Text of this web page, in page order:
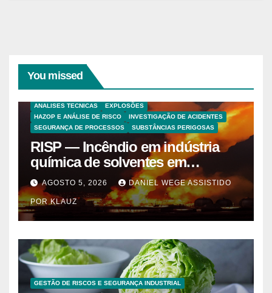
You missed
ANALISES TECNICAS
EXPLOSÕES
HAZOP E ANÁLISE DE RISCO
INVESTIGAÇÃO DE ACIDENTES
SEGURANÇA DE PROCESSOS
SUBSTÂNCIAS PERIGOSAS
RISP — Incêndio em indústria
química de solventes em
Itaquaquecetuba/SP
(UNIQUIMA/Quema)
AGOSTO 5, 2026 DANIEL WEGE ASSISTIDO
POR KLAUZ
GESTÃO DE RISCOS E SEGURANÇA INDUSTRIAL